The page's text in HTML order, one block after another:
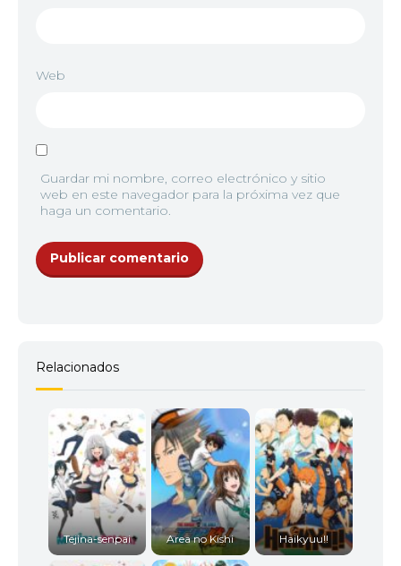
Web
Guardar mi nombre, correo electrónico y sitio
web en este navegador para la próxima vez que
haga un comentario.
Relacionados
Tejina-senpai Area no Kishi Haikyuu!!